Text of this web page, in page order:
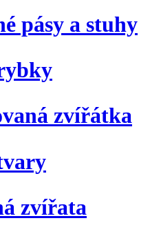
pásy a stuhy
zvířátka
zvířata